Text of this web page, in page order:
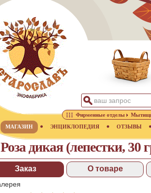
МАГАЗИН ЭНЦИКЛОПЕДИЯ ОТЗЫВЫ
Фирменные отделы
Роза дикая (лепестки, 30
Заказ О товаре